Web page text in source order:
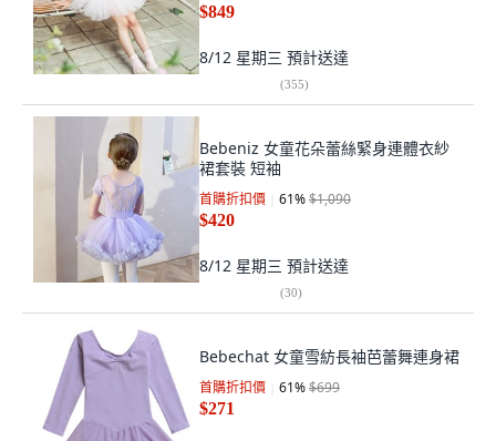
$849
8/12 星期三 預計送達
(355)
Bebeniz 女童花朵蕾絲緊身連體衣紗
裙套裝 短袖
首購折扣價 61%$1,090
$420
8/12 星期三 預計送達
(30)
Bebechat 女童雪紡長袖芭蕾舞連身裙
首購折扣價 61%$699
$271